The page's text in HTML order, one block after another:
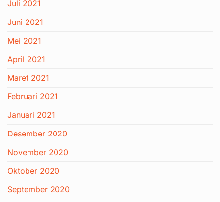
Juli 2021
Juni 2021
Mei 2021
April 2021
Maret 2021
Februari 2021
Januari 2021
Desember 2020
November 2020
Oktober 2020
September 2020